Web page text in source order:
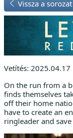
Vissza a
Vetítés:
On the run from a
finds themselves
off their home
have to create an
ringleader and